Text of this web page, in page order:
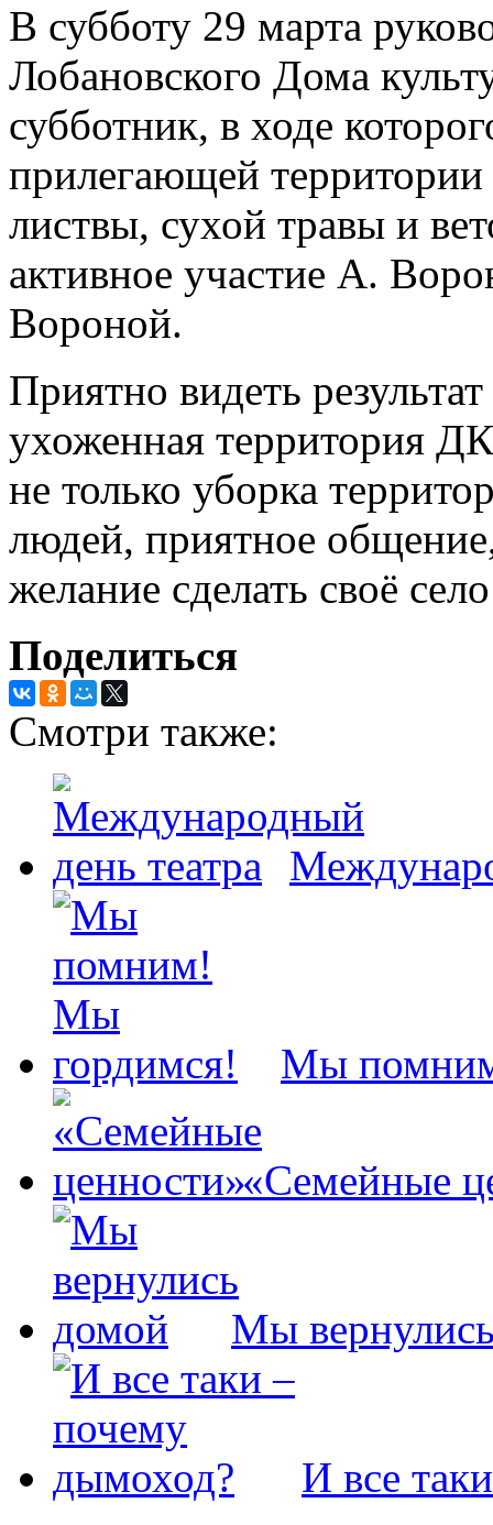
В субботу 29 марта
Лобановского Дома
субботник, в ходе
прилегающей
листвы, сухой травы и
активное участие А.
Вороной.
Приятно видеть
ухоженная территория
не только уборка
людей, приятное
желание сделать своё
Поделиться
Смотри также:
Мы
«Семейные
Мы
И все